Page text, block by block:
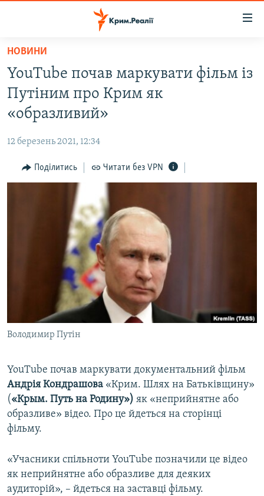
Перейти
основного
матеріалу
Перейти
до
основної
навігації
Перейти
до
ВІДЕО ТА ФОТО
БЛОГИ
ПОГЛЯД
СПЕЦПРОЕКТИ
ВІДЕОУРОКИ «ELIFBE»
СВІДЧЕННЯ ОКУПАЦІЇ
УКРАЇНСЬКА ПРОБЛЕМА КРИМУ
ІНФОГРАФІКА
ЯК ОБІЙТИ БЛОКУВАННЯ
Qırımtatar
ДОЛУЧАЙСЯ!
Усі сайти RFE/RL
НОВИНИ
YouTube почав маркувати фільм із
Путіним про Крим як
«образливий»
12 березень 2021, 12:34
Поділитись Читати без VPN
Володимир Путін
YouTube почав маркувати документальний фільм
Андрія Кондрашова «Крим. Шлях на Батьківщину»
(«Крым. Путь на Родину») як «неприйнятне або
образливе» відео. Про це йдеться на сторінці
фільму.
«Учасники спільноти YouTube позначили це відео
як неприйнятне або образливе для деяких
аудиторій», – йдеться на заставці фільму.